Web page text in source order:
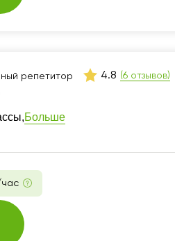
репетитор 4.8 (6 отзывов)
Больше
час